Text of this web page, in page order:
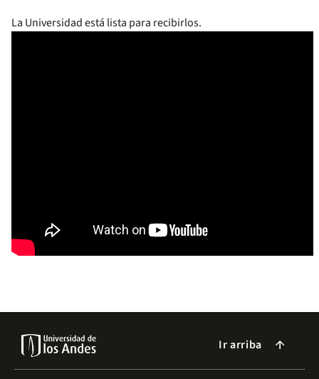
La Universidad está lista para recibirlos.
Ir arriba arrow_forward